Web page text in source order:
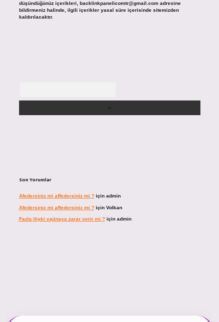
düşündüğünüz içerikleri, backlinkpanelicomtr@gmail.comadresine
bildirmeniz halinde, ilgili içerikler yasal süre içerisinde sitemizden
kaldırılacaktır.
Son Yorumlar
Afedersiniz mi affedersiniz mi ?için admin
Afedersiniz mi affedersiniz mi ?için Volkan
Fazla ilişki vajinaya zarar verir mi ?için admin